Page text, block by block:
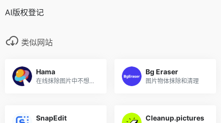
AI版权登记
类似网站
Hama
在线抹除图片中不想要的物体
Bg Eraser
图片物体抹除和清理
SnapEdit Cleanup.pictures